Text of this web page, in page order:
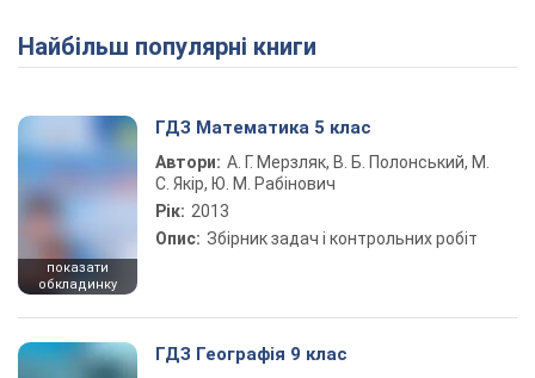
Найбільш популярні книги
показати
обкладинку
ГДЗ Математика 5 клас
Автори: А. Г. Мерзляк, В. Б. Полонський, М.
С. Якір, Ю. М. Рабінович
Рік: 2013
Опис: Збірник задач і контрольних робіт
ГДЗ Географія 9 клас